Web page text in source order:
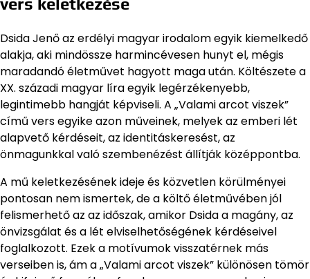
Dsida Jenő az erdélyi magyar irodalom egyik kiemelkedő
alakja, aki mindössze harmincévesen hunyt el, mégis
maradandó életművet hagyott maga után. Költészete a
XX. századi magyar líra egyik legérzékenyebb,
legintimebb hangját képviseli. A „Valami arcot viszek”
című vers egyike azon műveinek, melyek az emberi lét
alapvető kérdéseit, az identitáskeresést, az
önmagunkkal való szembenézést állítják középpontba.
A mű keletkezésének ideje és közvetlen körülményei
pontosan nem ismertek, de a költő életművében jól
felismerhető az az időszak, amikor Dsida a magány, az
önvizsgálat és a lét elviselhetőségének kérdéseivel
foglalkozott. Ezek a motívumok visszatérnek más
verseiben is, ám a „Valami arcot viszek” különösen tömör